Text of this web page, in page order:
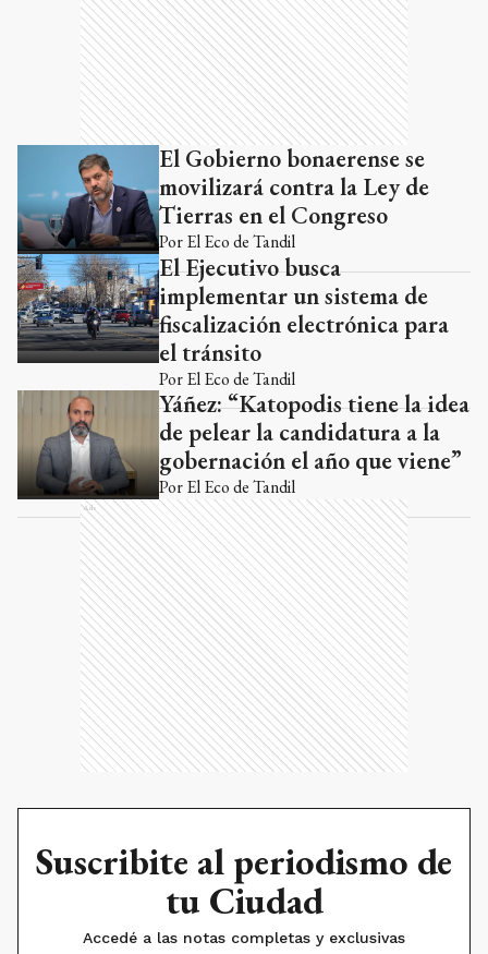
El Gobierno bonaerense se
movilizará contra la Ley de
Tierras en el Congreso
PorEl Eco de Tandil
El Ejecutivo busca
implementar un sistema de
fiscalización electrónica para
el tránsito
PorEl Eco de Tandil
Yáñez: “Katopodis tiene la idea
de pelear la candidatura a la
gobernación el año que viene”
PorEl Eco de Tandil
Ads
Suscribite al periodismo de
tu Ciudad
Accedé a las notas completas y exclusivas